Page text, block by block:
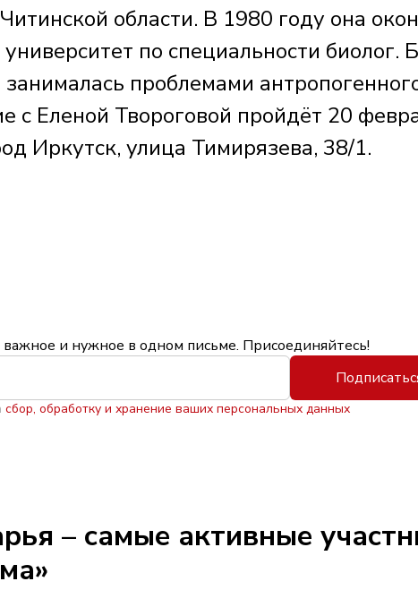
области. В 1980 году она
по специальности биолог.
проблемами
с Еленой Твороговой пройдёт 20
Иркутск, улица Тимирязева, 38/1.
и нужное в одном письме. Присоединяйтесь!
сбор, обработку и хранение ваших персональных данных
– самые активные